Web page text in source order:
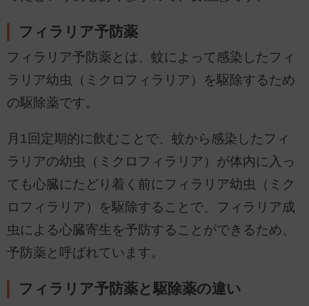
フィラリア予防薬
フィラリア予防薬とは、蚊によって感染したフィ
ラリア幼虫（ミクロフィラリア）を駆除するため
の駆除薬です。
月1回定期的に飲むことで、蚊から感染したフィ
ラリアの幼虫（ミクロフィラリア）が体内に入っ
ても心臓にたどり着く前にフィラリア幼虫（ミク
ロフィラリア）を駆除することで、フィラリア成
虫による心臓寄生を予防することができるため、
予防薬と呼ばれています。
フィラリア予防薬と駆除薬の違い